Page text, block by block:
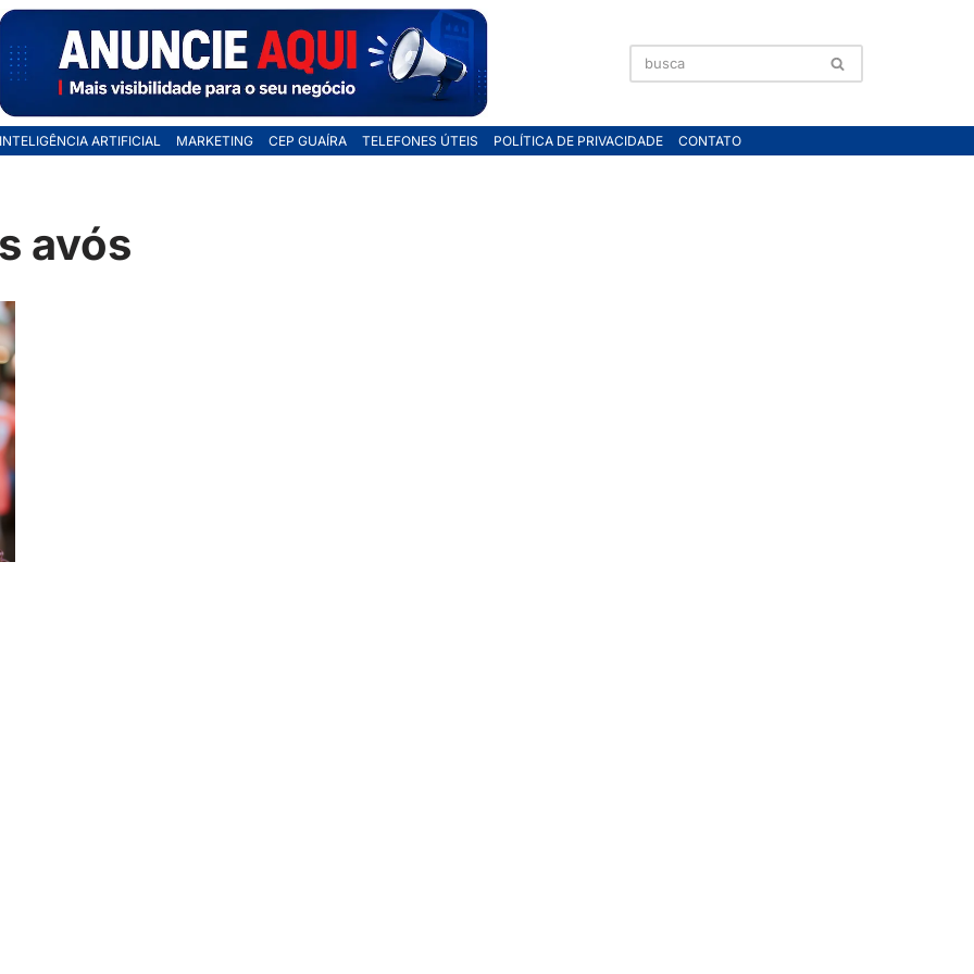
INTELIGÊNCIA ARTIFICIAL MARKETING CEP GUAÍRA TELEFONES ÚTEIS POLÍTICA DE PRIVACIDADE CONTATO
avós